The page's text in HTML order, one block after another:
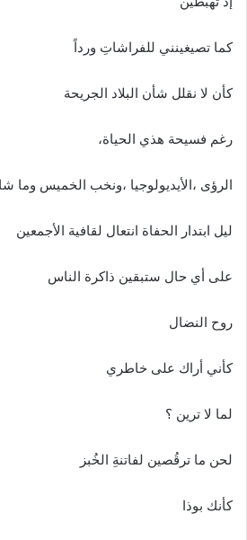
كما تصيغينني للفراشاتِ ورداً
كأن لا نقلل شأن البلاد الجريحة
رغم فسيحة هذي الحياة،
الرؤى ،الأيديولوجيا ،ونخب الخميس وما
ليل ابتدار الحفاة انتعال لقافية الأجمعين
على أي حال ستبقين ذاكرة الناس
روح النضال
كأني أراك على خاطري
لما لا ترين ؟
لحن ما ترقُصين لفاتنةِ الخُبز
كأنك بوذا